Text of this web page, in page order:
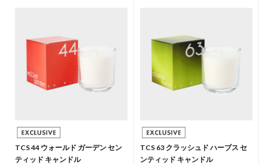
TCS 44 ウォールド ガーデン セン
ティッド キャンドル
TCS 63 クラッシュド ハーブス セ
ンティッド キャンドル